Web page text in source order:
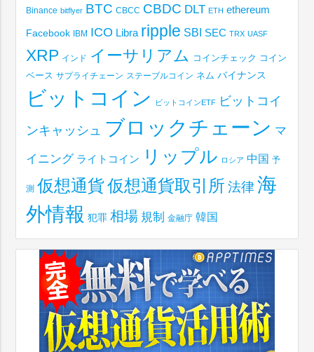
Binance bitflyer BTC CBCC CBDC DLT ETH ethereum
Facebook IBM ICO Libra ripple SBI SEC TRX UASF
XRP インド イーサリアム コインチェック コイン
ベース サプライチェーン ステーブルコイン ネム バイナンス
ビットコイン ビットコインETF ビットコイ
ンキャッシュ ブロックチェーン マ
イニング ライトコイン リップル ロシア 中国 予
測 仮想通貨仮想通貨取引所 法律 海
外情報 犯罪 相場 規制 金融庁 韓国